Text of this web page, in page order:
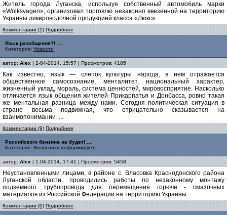
Житель города Луганска, используя собственный автомобиль марки
«Wolksvagen», организовал торговлю незаконно ввезенной на территорию
Украины ликероводочной продукцией класса «Люкс».
Комментарии (1) Подробнее
Язык разобщения?! ....
Категория: Новости
автор: Alex | 2-04-2014, 15:57 | Просмотров: 4185
Как известно, язык — слепок культуры народа, в нем отражается
общественное самосознание, менталитет, национальный характер,
жизненный уклад, мораль, система ценностей, мировосприятие. Насколько
отличается язык общения жителей Прикарпатья и Донбасса, ровно такая
же ментальная разница между нами. Сегодня политическая ситуация в
стране весьма подвижная, что отрицательно сказывается на
взаимопонимании ....
Комментарии (9) Подробнее
Российского бензина не будет! ....
Категория: Налоговая информирует
автор: Alex | 1-04-2014, 17:41 | Просмотров: 5458
Неустановленными лицами, в районе с. Власовка Краснодонского района
Луганской области, проводились работы по незаконному монтажу
подземного трубопровода для перемещения горюче - смазочных
материалов из Российской Федерации на территорию Украины.
Комментарии (0) Подробнее